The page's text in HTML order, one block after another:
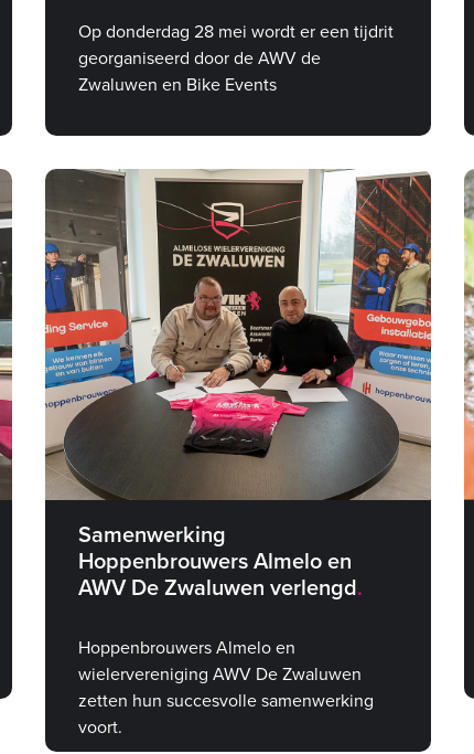
Op donderdag 28 mei wordt er een tijdrit
georganiseerd door de AWV de
Zwaluwen en Bike Events
Samenwerking
Hoppenbrouwers Almelo en
AWV De Zwaluwen verlengd
Hoppenbrouwers Almelo en
wielervereniging AWV De Zwaluwen
zetten hun succesvolle samenwerking
voort.